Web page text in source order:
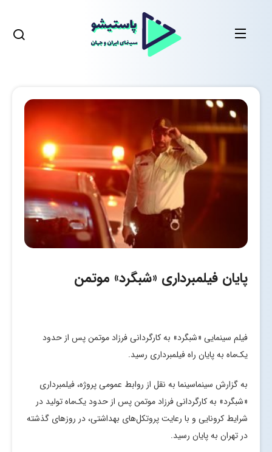
پایان فیلمبرداری «شبگرد» موتمن
فیلم سینمایی «شبگرد» به کارگردانی فرزاد موتمن پس از حدود
یک‌ماه به پایان راه فیلمبرداری رسید.
به گزارش سینماسینما به نقل از روابط عمومی پروژه، فیلمبرداری
«شبگرد» به کارگردانی فرزاد موتمن پس از حدود یک‌ماه تولید در
شرایط کرونایی و با رعایت پروتکل‌های بهداشتی، در روزهای گذشته
در تهران به پایان رسید.